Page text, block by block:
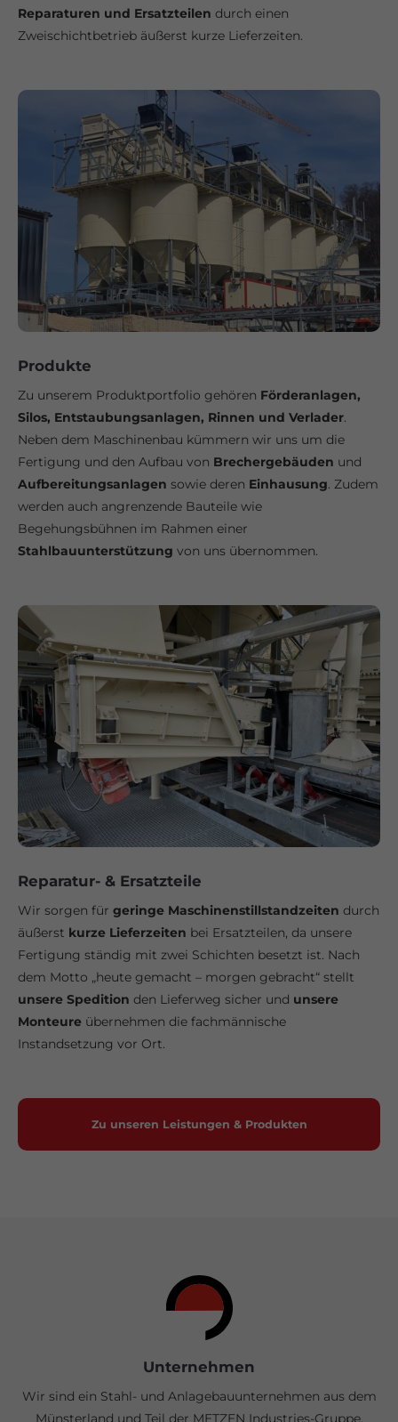
Reparaturen und Ersatzteilen durch einen
Zweischichtbetrieb äußerst kurze Lieferzeiten.
Produkte
Zu unserem Produktportfolio gehören Förderanlagen,
Silos, Entstaubungsanlagen, Rinnen und Verlader.
Neben dem Maschinenbau kümmern wir uns um die
Fertigung und den Aufbau von Brechergebäuden und
Aufbereitungsanlagen sowie deren Einhausung. Zudem
werden auch angrenzende Bauteile wie
Begehungsbühnen im Rahmen einer
Stahlbauunterstützung von uns übernommen.
Reparatur- & Ersatzteile
Wir sorgen für geringe Maschinen­still­stand­zeiten durch
äußerst kurze Lieferzeiten bei Ersatzteilen, da unsere
Fertigung ständig mit zwei Schichten besetzt ist. Nach
dem Motto „heute gemacht – morgen gebracht“ stellt
unsere Spedition den Lieferweg sicher und unsere
Monteure übernehmen die fachmännische
Instandsetzung vor Ort.
Zu unseren Leistungen & Produkten
Unternehmen
Wir sind ein Stahl- und Anlagebau­unternehmen aus dem
Münsterland und Teil der METZEN Industries-Gruppe,